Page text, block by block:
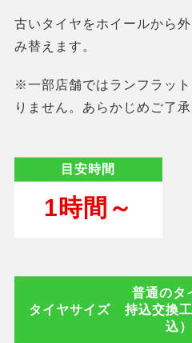
古いタイヤをホイールから
み替えます。
※一部店舗ではランフラッ
りません。あらかじめご了承
目安時間
1時間～
タイヤサイズ
普通のタ
持込交換
込）